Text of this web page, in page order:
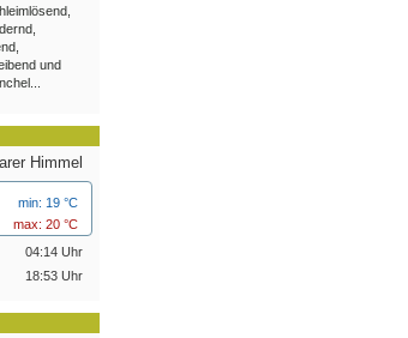
und
Himmel
min: 19 °C
max: 20 °C
04:14 Uhr
18:53 Uhr